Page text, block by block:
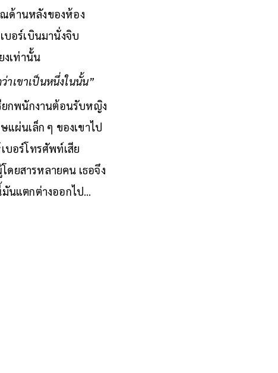
ณด้านหลังของห้อง
บอร์เบินมานั่งจิบ
งเท่านั้น
เขาเป็นหนึ่งในนั้น”
ยกพนักงานต้อนรับหญิง
แผ่นเล็ก ๆ ของเขาไป
บอร์โทรศัพท์เสีย
ดยสารหลายคน เธอจึง
นแตกต่างออกไป…